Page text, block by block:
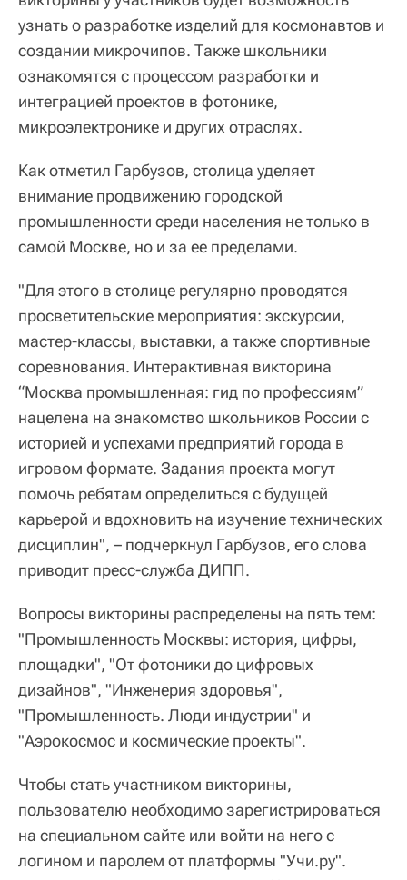
узнать о разработке изделий для космонавтов и
создании микрочипов. Также школьники
ознакомятся с процессом разработки и
интеграцией проектов в фотонике,
микроэлектронике и других отраслях.
Как отметил Гарбузов, столица уделяет
внимание продвижению городской
промышленности среди населения не только в
самой Москве, но и за ее пределами.
"Для этого в столице регулярно проводятся
просветительские мероприятия: экскурсии,
мастер-классы, выставки, а также спортивные
соревнования. Интерактивная викторина
“Москва промышленная: гид по профессиям”
нацелена на знакомство школьников России с
историей и успехами предприятий города в
игровом формате. Задания проекта могут
помочь ребятам определиться с будущей
карьерой и вдохновить на изучение технических
дисциплин", – подчеркнул Гарбузов, его слова
приводит пресс-служба ДИПП.
Вопросы викторины распределены на пять тем:
"Промышленность Москвы: история, цифры,
площадки", "От фотоники до цифровых
дизайнов", "Инженерия здоровья",
"Промышленность. Люди индустрии" и
"Аэрокосмос и космические проекты".
Чтобы стать участником викторины,
пользователю необходимо зарегистрироваться
на специальном сайте или войти на него с
логином и паролем от платформы "Учи.ру".